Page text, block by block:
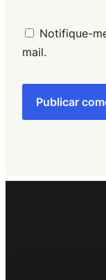
Notifique-
mail.